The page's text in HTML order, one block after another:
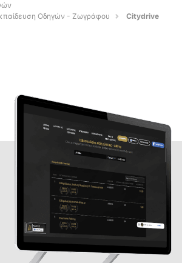
Οδηγών - Ζωγράφου
Citydrive